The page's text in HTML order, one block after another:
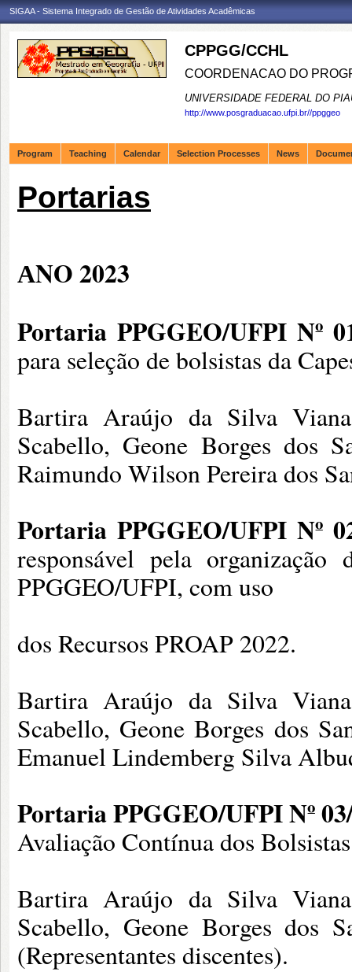
SIGAA - Sistema Integrado de Gestão de Atividades Acadêmicas
CPPGG/CCHL
COORDENACAO DO
UNIVERSIDADE FEDERAL DO
http://www.posgraduacao.ufpi.br//ppggeo
Program Teaching Calendar Selection Processes News
Portarias
ANO 2023
Portaria PPGGEO/UFPI Nº
para seleção de bolsistas da
Bartira Araújo da Silva
Scabello, Geone Borges dos
Raimundo Wilson Pereira dos
Portaria PPGGEO/UFPI Nº
responsável pela
PPGGEO/UFPI, com uso
dos Recursos PROAP 2022.
Bartira Araújo da Silva
Scabello, Geone Borges dos
Emanuel Lindemberg Silva
Portaria PPGGEO/UFPI Nº
Avaliação Contínua dos
Bartira Araújo da Silva
Scabello, Geone Borges dos
(Representantes discentes).